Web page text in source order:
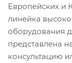
Европейских и
линейка
оборудования
представлена
консультацию